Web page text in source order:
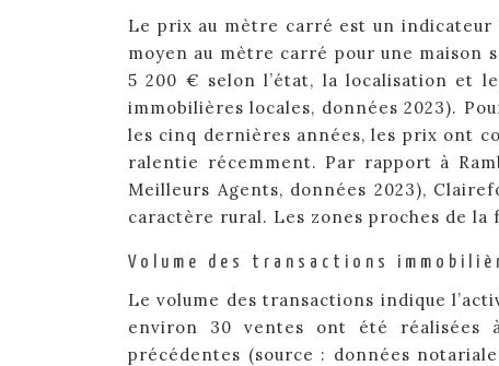
Le prix au mètre carré est un
moyen au mètre carré pour une maison
5 200 € selon l’état, la localisation et
immobilières locales, données 2023).
les cinq dernières années, les prix ont
ralentie récemment. Par rapport à
Meilleurs Agents, données 2023),
caractère rural. Les zones proches de
Volume des transactions
Le volume des transactions indique
environ 30 ventes ont été réalisées
précédentes (source : données